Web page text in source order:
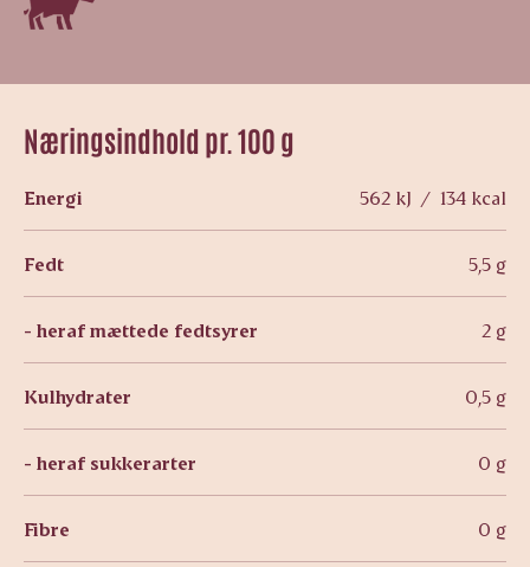
Næringsindhold pr. 100 g
Energi 562 kJ / 134 kcal
Fedt 5,5 g
- heraf mættede fedtsyrer 2 g
Kulhydrater 0,5 g
- heraf sukkerarter 0 g
Fibre 0 g